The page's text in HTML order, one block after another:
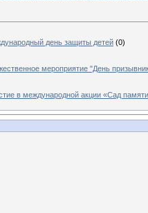
день защиты детей (0)
мероприятие "День
в международной​ акции​ «Сад